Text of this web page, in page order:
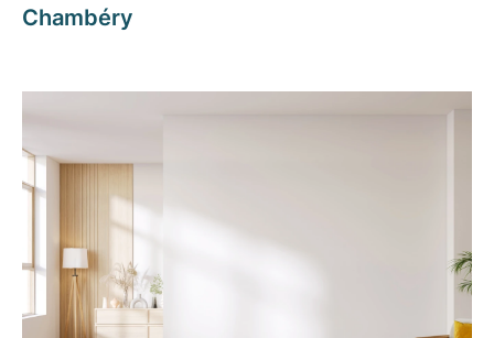
Chambéry